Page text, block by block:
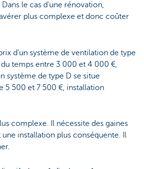
le cas d'une rénovation,
plus complexe et donc coûter
d'un système de ventilation de type
temps entre 3 000 et 4 000 €,
système de type D se situe
5 500 et 7 500 €, installation
complexe. Il nécessite des gaines
installation plus conséquente. Il